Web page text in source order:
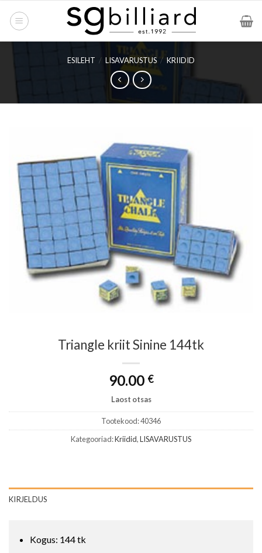
ESILEHT / LISAVARUSTUS / KRIIDID
Triangle kriit Sinine 144tk
90.00 €
Laost otsas
Tootekood:40346
Kategooriad:Kriidid,LISAVARUSTUS
KIRJELDUS
Kogus: 144 tk